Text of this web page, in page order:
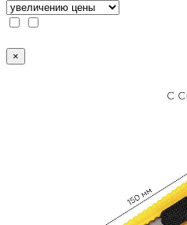
×